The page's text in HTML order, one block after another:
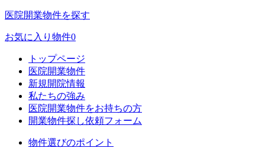
医院開業物件を探す
お気に入り物件0
トップページ
医院開業物件
新規開院情報
私たちの強み
医院開業物件をお持ちの方
開業物件探し依頼フォーム
物件選びのポイント